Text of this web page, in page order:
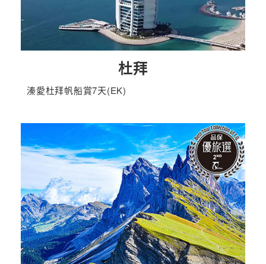
杜拜
溱愛杜拜帆船賞7天(EK)